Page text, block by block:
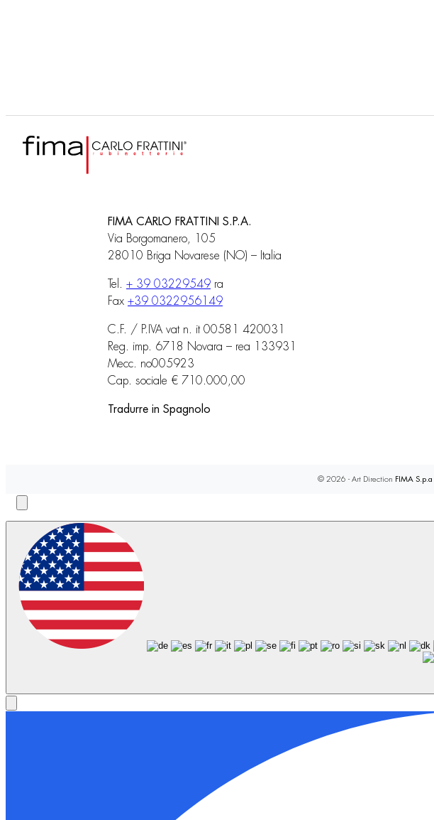
FIMA CARLO FRATTINI S.P.A.
Via Borgomanero, 105
28010 Briga Novarese (NO) – Italia
Tel. + 39 03229549 ra
Fax +39 0322956149
C.F. / P.IVA vat n. it 00581 420031
Reg. imp. 6718 Novara – rea 133931
Mecc. no005923
Cap. sociale € 710.000,00
Tradurre in Spagnolo
© 2026 - Art Direction FIMA S.p.a